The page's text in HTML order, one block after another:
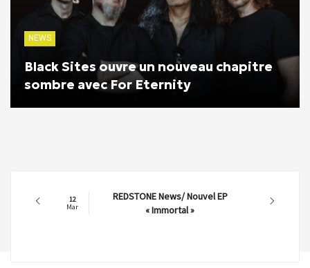
NEWS
Black Sites ouvre un nouveau chapitre
sombre avec For Eternity
12
Mar
REDSTONE News/ Nouvel EP
« Immortal »